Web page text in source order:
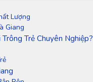
Lượng
Giang
Trẻ Chuyên Nghiệp?